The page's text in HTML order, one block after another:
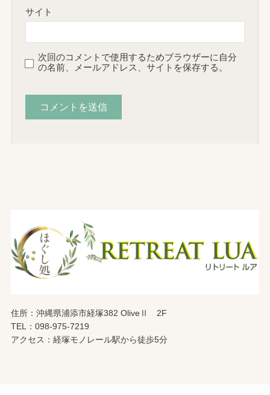
サイト
次回のコメントで使用するためブラウザーに自分
の名前、メールアドレス、サイトを保存する。
住所：沖縄県浦添市経塚382 OliveⅡ 2F
TEL：098-975-7219
アクセス：経塚モノレール駅から徒歩5分